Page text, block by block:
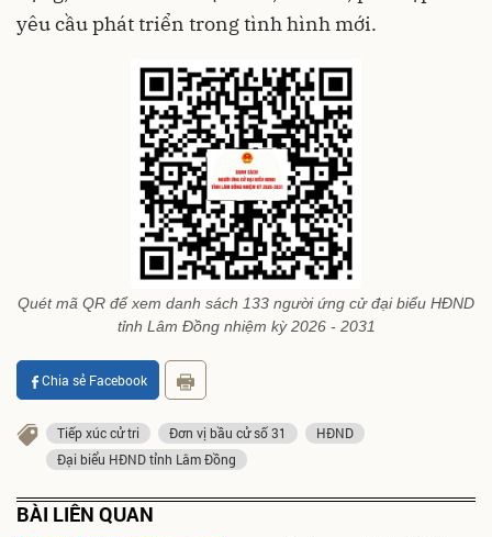
yêu cầu phát triển trong tình hình mới.
Quét mã QR để xem danh sách 133 người ứng cử đại biểu HĐND
tỉnh Lâm Đồng nhiệm kỳ 2026 - 2031
Chia sẻ Facebook
Tiếp xúc cử tri Đơn vị bầu cử số 31
HĐND
Đại biểu HĐND tỉnh Lâm Đồng
BÀI LIÊN QUAN